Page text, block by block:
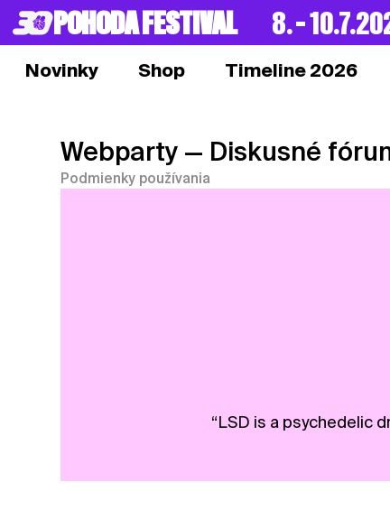
POHODA FESTIVAL 8. –
Novinky Shop Timeline 2026
Webparty — Diskusné
Podmienky používania
“LSD is a psychedelic